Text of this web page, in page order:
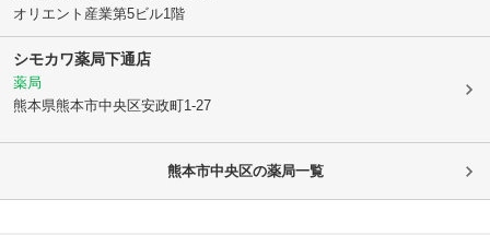
オリエント産業第5ビル1階
シモカワ薬局下通店
薬局
熊本県熊本市中央区安政町1-27
熊本市中央区の薬局一覧